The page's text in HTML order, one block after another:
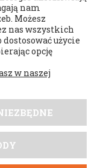
nam
Możesz
nas wszystkich
użycie
opcję
w naszej